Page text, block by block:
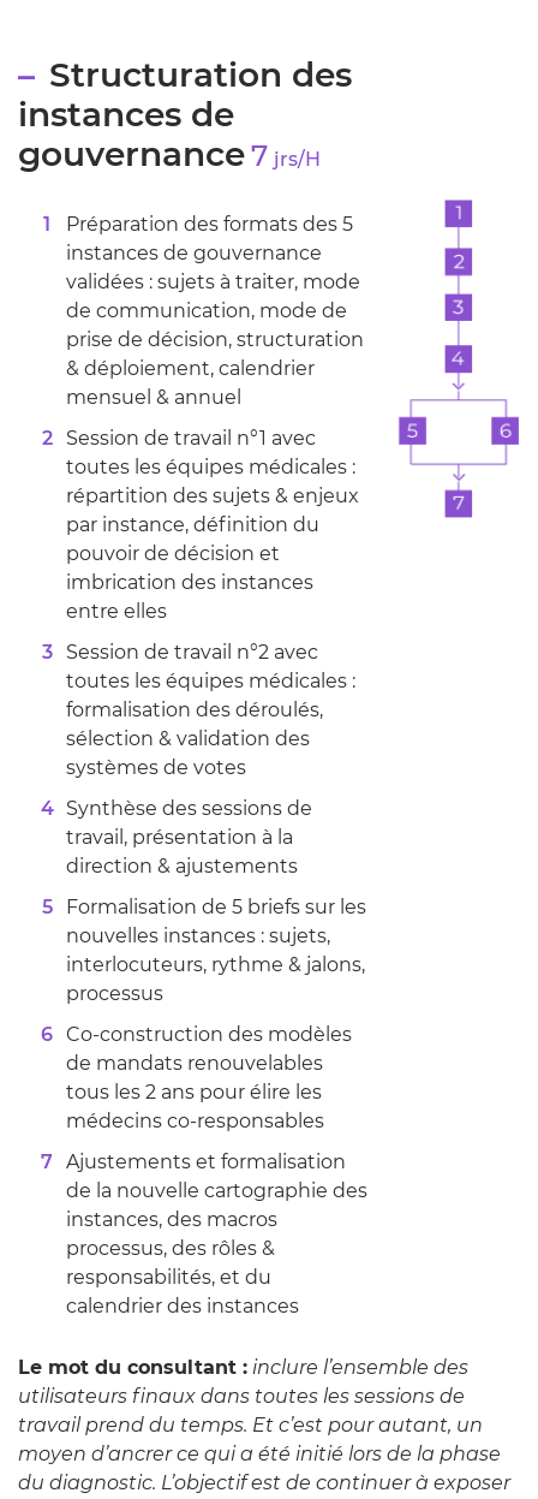
Structuration des
instances de
gouvernance7 jrs/H
Préparation des formats des 5
instances de gouvernance
validées : sujets à traiter, mode
de communication, mode de
prise de décision, structuration
& déploiement, calendrier
mensuel & annuel
Session de travail n°1 avec
toutes les équipes médicales :
répartition des sujets & enjeux
par instance, définition du
pouvoir de décision et
imbrication des instances
entre elles
Session de travail n°2 avec
toutes les équipes médicales :
formalisation des déroulés,
sélection & validation des
systèmes de votes
Synthèse des sessions de
travail, présentation à la
direction & ajustements
Formalisation de 5 briefs sur les
nouvelles instances : sujets,
interlocuteurs, rythme & jalons,
processus
Co-construction des modèles
de mandats renouvelables
tous les 2 ans pour élire les
médecins co-responsables
Ajustements et formalisation
de la nouvelle cartographie des
instances, des macros
processus, des rôles &
responsabilités, et du
calendrier des instances
Le mot du consultant : inclure l’ensemble des
utilisateurs finaux dans toutes les sessions de
travail prend du temps. Et c’est pour autant, un
moyen d’ancrer ce qui a été initié lors de la phase
du diagnostic. L’objectif est de continuer à exposer